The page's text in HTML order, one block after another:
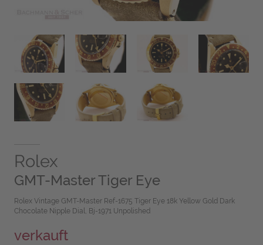
Rolex
GMT-Master Tiger Eye
Rolex Vintage GMT-Master Ref-1675 Tiger Eye 18k Yellow Gold Dark
Chocolate Nipple Dial, Bj-1971 Unpolished
verkauft